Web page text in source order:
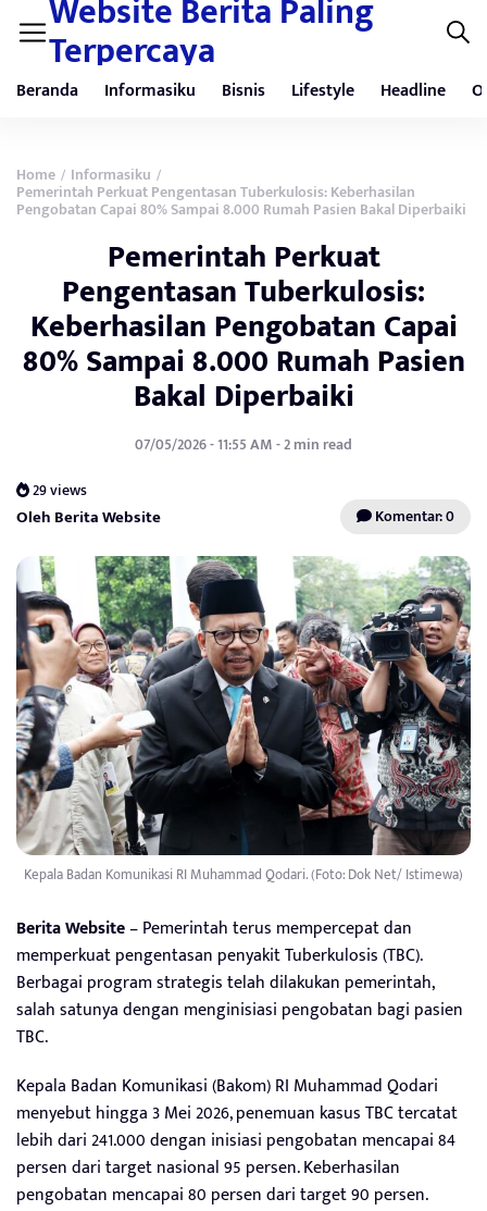
Website Berita Paling
Terpercaya
Beranda Informasiku Bisnis Lifestyle Headline
Home / Informasiku /
Pemerintah Perkuat Pengentasan Tuberkulosis: Keberhasilan
Pengobatan Capai 80% Sampai 8.000 Rumah Pasien Bakal Diperbaiki
Pemerintah Perkuat
Pengentasan Tuberkulosis:
Keberhasilan Pengobatan Capai
80% Sampai 8.000 Rumah Pasien
Bakal Diperbaiki
07/05/2026 - 11:55 AM - 2 min read
29 views
Oleh Berita Website Komentar: 0
Kepala Badan Komunikasi RI Muhammad Qodari. (Foto: Dok Net/ Istimewa)
Berita Website– Pemerintah terus mempercepat dan
memperkuat pengentasan penyakit Tuberkulosis (TBC).
Berbagai program strategis telah dilakukan pemerintah,
salah satunya dengan menginisiasi pengobatan bagi pasien
TBC.
Kepala Badan Komunikasi (Bakom) RI Muhammad Qodari
menyebut hingga 3 Mei 2026, penemuan kasus TBC tercatat
lebih dari 241.000 dengan inisiasi pengobatan mencapai 84
persen dari target nasional 95 persen. Keberhasilan
pengobatan mencapai 80 persen dari target 90 persen.